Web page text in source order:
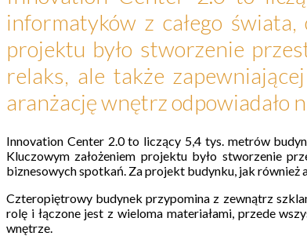
informatyków z całego
projektu było stworzenie
relaks, ale także
aranżację wnętrz odpowiadało
Innovation Center 2.0 to liczący 5,4 tys. metrów
Kluczowym założeniem projektu było stworzenie
biznesowych spotkań. Za projekt budynku, jak
Czteropiętrowy budynek przypomina z zewnątrz
rolę i łączone jest z wieloma materiałami, przede
wnętrze.